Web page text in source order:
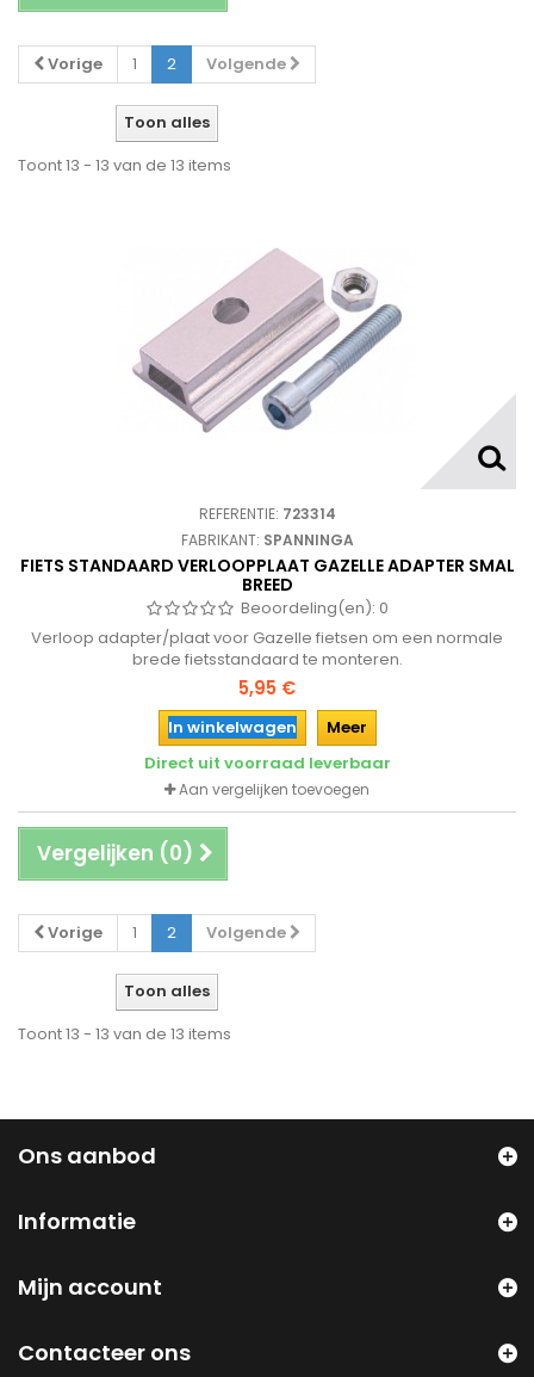
Vorige 1 2 Volgende
Toon alles
Toont 13 - 13 van de 13 items
REFERENTIE: 723314
FABRIKANT: SPANNINGA
FIETS STANDAARD VERLOOPPLAAT GAZELLE ADAPTER SMAL
BREED
Beoordeling(en): 0
Verloop adapter/plaat voor Gazelle fietsen om een normale
brede fietsstandaard te monteren.
5,95 €
In winkelwagen
Meer
Direct uit voorraad leverbaar
Aan vergelijken toevoegen
Vergelijken (0)
Vorige 1 2 Volgende
Toon alles
Toont 13 - 13 van de 13 items
Ons aanbod
Informatie
Mijn account
Contacteer ons